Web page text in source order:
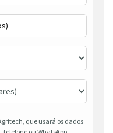
que usará os dados